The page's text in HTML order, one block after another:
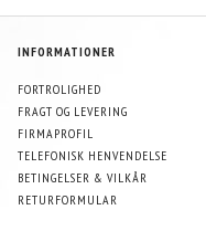
INFORMATIONER
FORTROLIGHED
FRAGT OG LEVERING
FIRMAPROFIL
TELEFONISK HENVENDELSE
BETINGELSER & VILKÅR
RETURFORMULAR